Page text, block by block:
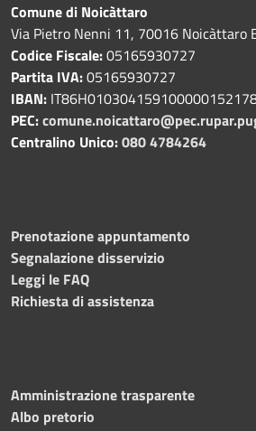
Comune di Noicàttaro
Via Pietro Nenni 11, 70016 Noicàttaro
Codice Fiscale:05165930727
Partita IVA:05165930727
IBAN:
PEC:
Centralino Unico:080 4784264
Prenotazione appuntamento
Segnalazione disservizio
Leggi le FAQ
Richiesta di assistenza
Amministrazione trasparente
Albo pretorio